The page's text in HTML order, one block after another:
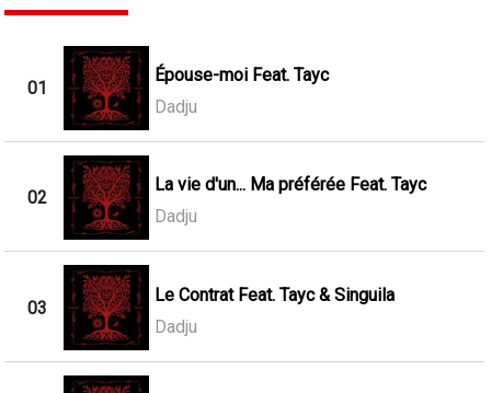
01
Épouse-moi Feat. Tayc
Dadju
02
La vie d'un... Ma préférée Feat. Tayc
Dadju
03
Le Contrat Feat. Tayc & Singuila
Dadju